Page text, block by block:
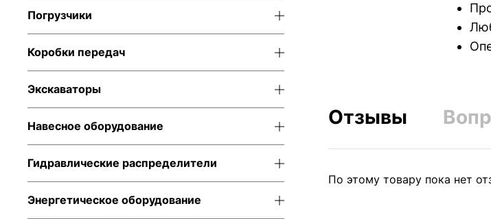
Погрузчики
Коробки передач
Экскаваторы
Навесное оборудование
Гидравлические распределители
Энергетическое оборудование
Отзывы
По этому товару пока нет